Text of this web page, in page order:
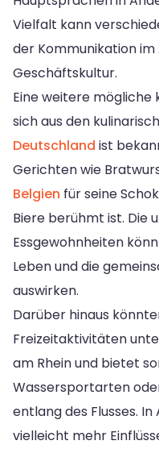
Vielfalt kann
der Kommunikation im
Geschäftskultur.
Eine weitere
sich aus den
Deutschland ist
Gerichten wie
Belgien für seine
Biere berühmt ist. Die
Essgewohnheiten
Leben und die
auswirken.
Darüber hinaus
Freizeitaktivitäten
am Rhein und bietet
Wassersportarten
entlang des Flusses.
vielleicht mehr